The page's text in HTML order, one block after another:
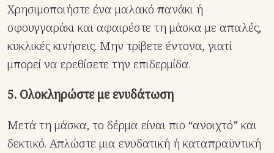
Χρησιμοποιήστε ένα μαλακό πανάκι ή
σφουγγαράκι και αφαιρέστε τη μάσκα με απαλές,
κυκλικές κινήσεις. Μην τρίβετε έντονα, γιατί
μπορεί να ερεθίσετε την επιδερμίδα.
5. Ολοκληρώστε με ενυδάτωση
Μετά τη μάσκα, το δέρμα είναι πιο “ανοιχτό” και
δεκτικό. Απλώστε μια ενυδατική ή καταπραϋντική